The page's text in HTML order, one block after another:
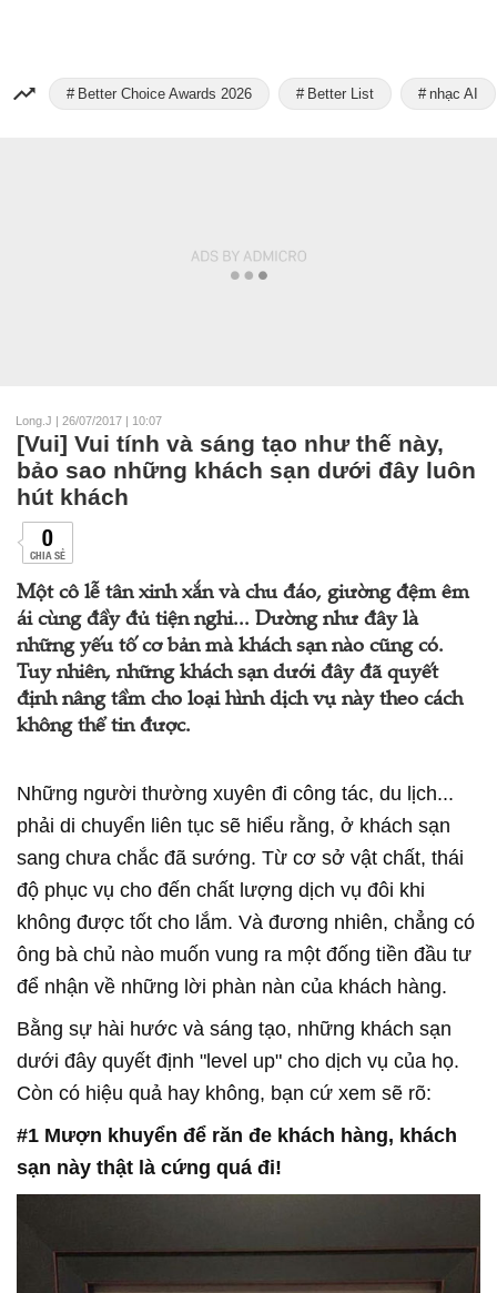
Better Choice Awards 2026 Better List nhạc AI
Long.J | 26/07/2017 | 10:07
[Vui] Vui tính và sáng tạo như thế này,
bảo sao những khách sạn dưới đây luôn
hút khách
0
CHIA SẺ
Một cô lễ tân xinh xắn và chu đáo, giường đệm êm
ái cùng đầy đủ tiện nghi... Dường như đây là
những yếu tố cơ bản mà khách sạn nào cũng có.
Tuy nhiên, những khách sạn dưới đây đã quyết
định nâng tầm cho loại hình dịch vụ này theo cách
không thể tin được.
Những người thường xuyên đi công tác, du lịch...
phải di chuyển liên tục sẽ hiểu rằng, ở khách sạn
sang chưa chắc đã sướng. Từ cơ sở vật chất, thái
độ phục vụ cho đến chất lượng dịch vụ đôi khi
không được tốt cho lắm. Và đương nhiên, chẳng có
ông bà chủ nào muốn vung ra một đống tiền đầu tư
để nhận về những lời phàn nàn của khách hàng.
Bằng sự hài hước và sáng tạo, những khách sạn
dưới đây quyết định "level up" cho dịch vụ của họ.
Còn có hiệu quả hay không, bạn cứ xem sẽ rõ:
#1 Mượn khuyển để răn đe khách hàng, khách
sạn này thật là cứng quá đi!